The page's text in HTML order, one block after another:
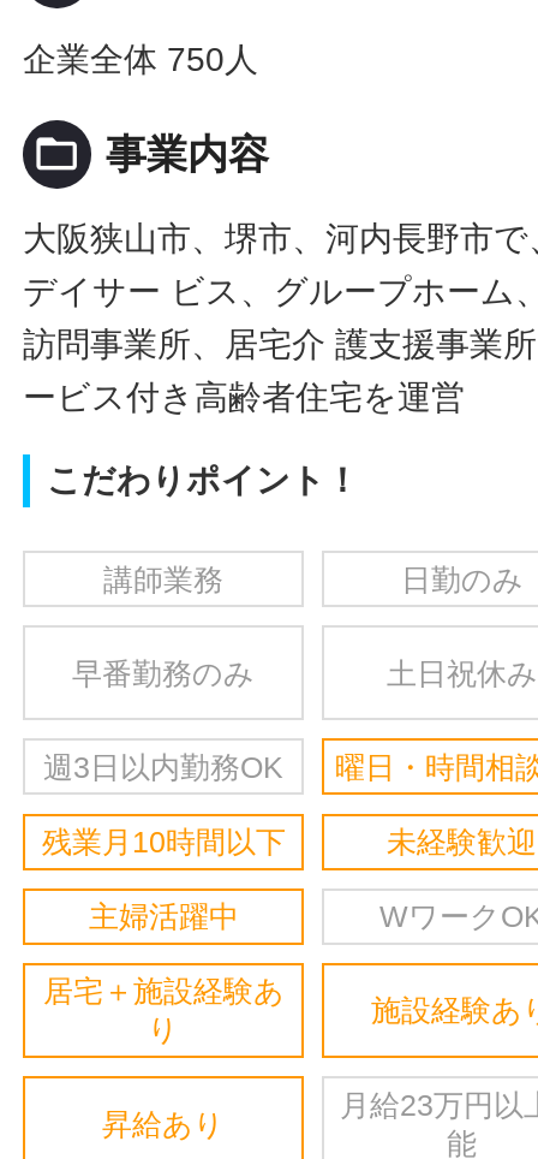
企業全体 750人
folder_open 事業内容
大阪狭山市、堺市、河内長野市
デイサー ビス、グループホーム
訪問事業所、居宅介 護支援事業
ービス付き高齢者住宅を運営
こだわりポイント！
講師業務 日勤のみ
早番勤務のみ 土日祝休み
週3日以内勤務OK 曜日・時間相
残業月10時間以下 未経験歓迎
主婦活躍中 Wワーク
居宅＋施設経験あ
り
施設経験あ
昇給あり
月給23万円以
能